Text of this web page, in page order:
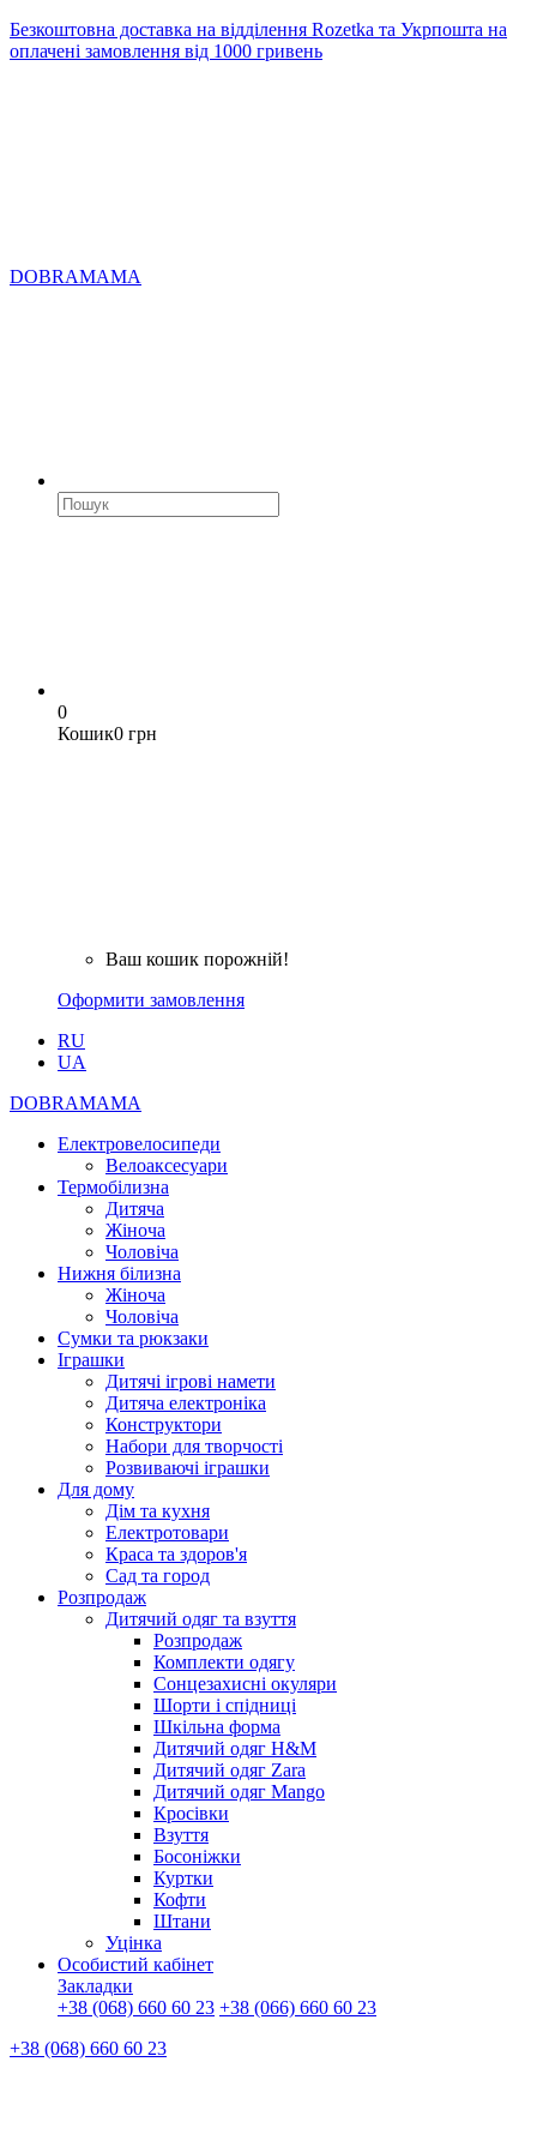
Безкоштовна доставка на відділення Rozetka та Укрпошта на
оплачені замовлення від 1000 гривень
DOBRAMAMA
0
Кошик0 грн
Ваш кошик порожній!
Оформити замовлення
RU
UA
DOBRAMAMA
Електровелосипеди
Велоаксесуари
Термобілизна
Дитяча
Жіноча
Чоловіча
Нижня білизна
Жіноча
Чоловіча
Сумки та рюкзаки
Іграшки
Дитячі ігрові намети
Дитяча електроніка
Конструктори
Набори для творчості
Розвиваючі іграшки
Для дому
Дім та кухня
Електротовари
Краса та здоров'я
Сад та город
Розпродаж
Дитячий одяг та взуття
Розпродаж
Комплекти одягу
Сонцезахисні окуляри
Шорти і спідниці
Шкільна форма
Дитячий одяг H&M
Дитячий одяг Zara
Дитячий одяг Mango
Кросівки
Взуття
Босоніжки
Куртки
Кофти
Штани
Уцінка
Особистий кабінет
Закладки
+38 (068) 660 60 23 +38 (066) 660 60 23
+38 (068) 660 60 23